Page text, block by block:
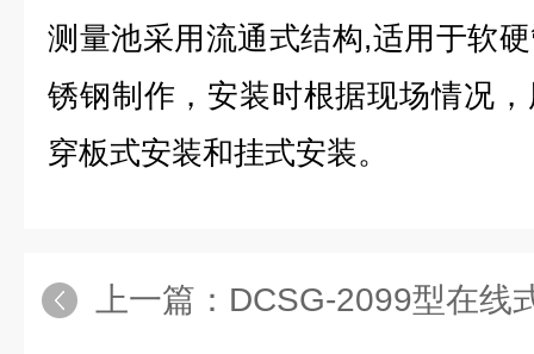
测量池采用流通式结构,适用于软
锈钢制作，安装时根据现场情况
穿板式安装和挂式安装。
上一篇： ​DCSG-2099型在线